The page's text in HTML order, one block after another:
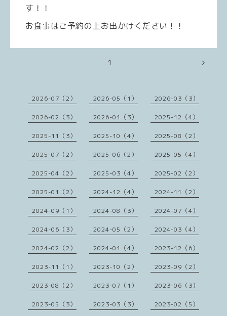
す！！
お食事はご予約の上お出かけください！！
1
2026-07（2） 2026-05（1） 2026-03（3）
2026-02（3） 2026-01（3） 2025-12（4）
2025-11（3） 2025-10（4） 2025-08（2）
2025-07（2） 2025-06（2） 2025-05（4）
2025-04（2） 2025-03（4） 2025-02（2）
2025-01（2） 2024-12（4） 2024-11（2）
2024-09（1） 2024-08（3） 2024-07（4）
2024-06（3） 2024-05（2） 2024-03（4）
2024-02（2） 2024-01（4） 2023-12（6）
2023-11（1） 2023-10（2） 2023-09（2）
2023-08（2） 2023-07（1） 2023-06（3）
2023-05（3） 2023-03（3） 2023-02（5）